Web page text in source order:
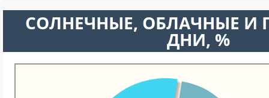
CОЛНЕЧНЫЕ, ОБЛАЧНЫЕ И
ДНИ, %